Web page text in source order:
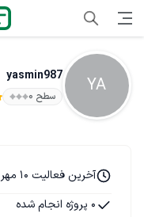
YA
yasmin987
سطح ۰
آخرین فعالیت 10 مهر 1404
0 پروژه انجام شده